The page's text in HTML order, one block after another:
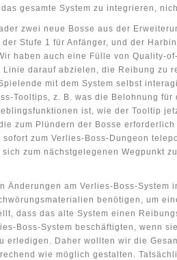
gesamte System zu integrieren,
zwei neue Bosse aus der
Stufe 1 für Anfänger, und der
haben auch eine Fülle von Quality-
darauf abzielen, die Reibung zu
mit dem System selbst
Tooltips, z. B. was die Belohnung für
ist, wie der Tooltip
zum Plündern der Bosse
zum Verlies-Boss-Dungeon
zum nächstgelegenen Wegpunkt
Änderungen am Verlies-Boss-System
benötigen, um
dass das alte System einen
Boss-System beschäftigten, wenn
erledigen. Daher wollten wir die
wie möglich gestalten.